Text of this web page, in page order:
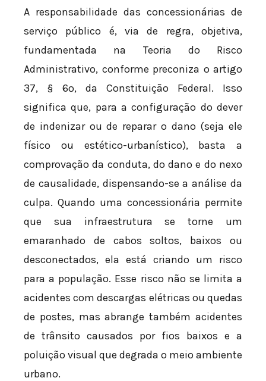
A responsabilidade das concessionárias de
serviço público é, via de regra, objetiva,
fundamentada na Teoria do Risco
Administrativo, conforme preconiza o artigo
37, § 6º, da Constituição Federal. Isso
significa que, para a configuração do dever
de indenizar ou de reparar o dano (seja ele
físico ou estético-urbanístico), basta a
comprovação da conduta, do dano e do nexo
de causalidade, dispensando-se a análise da
culpa. Quando uma concessionária permite
que sua infraestrutura se torne um
emaranhado de cabos soltos, baixos ou
desconectados, ela está criando um risco
para a população. Esse risco não se limita a
acidentes com descargas elétricas ou quedas
de postes, mas abrange também acidentes
de trânsito causados por fios baixos e a
poluição visual que degrada o meio ambiente
urbano.